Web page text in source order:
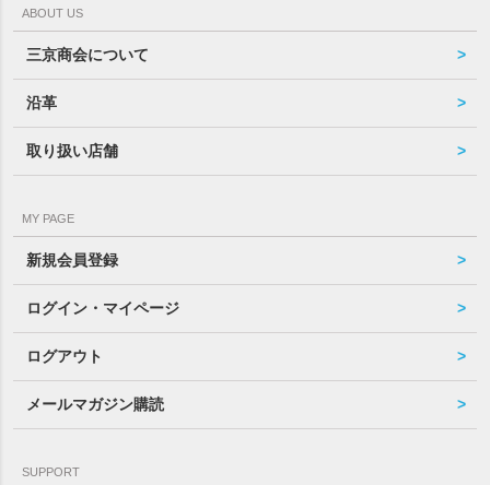
ABOUT US
三京商会について
沿革
取り扱い店舗
MY PAGE
新規会員登録
ログイン・マイページ
ログアウト
メールマガジン購読
SUPPORT